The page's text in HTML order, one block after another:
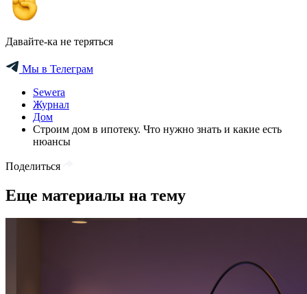
Давайте-ка не теряться
Мы в Телеграм
Sewera
Журнал
Дом
Строим дом в ипотеку. Что нужно знать и какие есть
нюансы
Поделиться
Еще материалы на тему